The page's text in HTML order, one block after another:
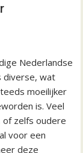
Nederlandse
diverse, wat
moeilijker
is. Veel
of zelfs oudere
voor een
deze